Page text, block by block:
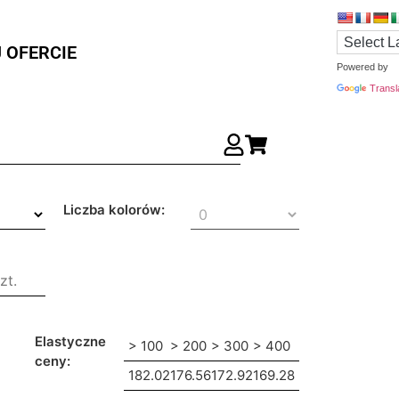
Powered by
Liczba kolorów:
Elastyczne
ceny:
> 100 > 200 > 300 > 400
182.02176.56172.92169.28